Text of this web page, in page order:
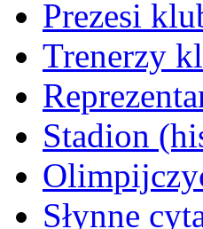
Prezesi
Trenerzy
Stadion
Słynne